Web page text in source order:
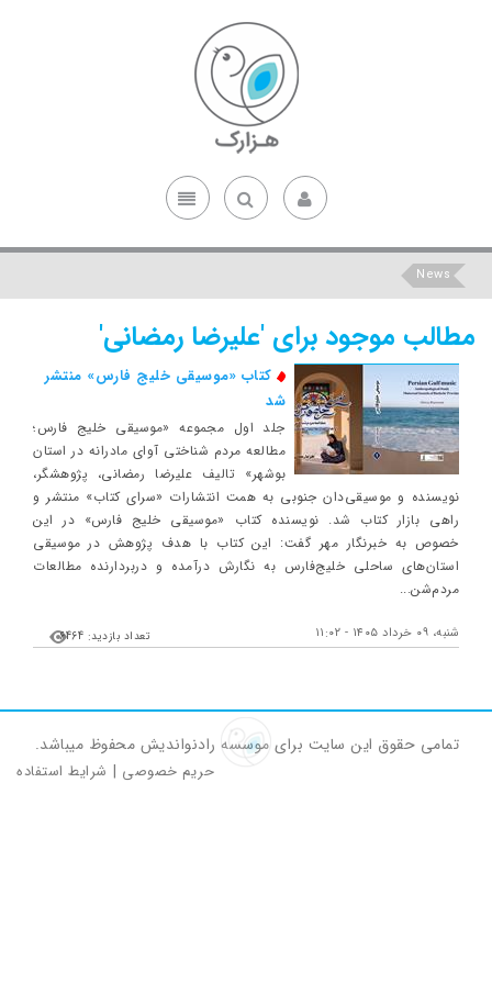
News
مطالب موجود برای 'علیرضا رمضانی'
کتاب «موسیقی خلیج فارس» منتشر
شد
جلد اول مجموعه «موسیقی خلیج فارس؛
مطالعه مردم شناختی آوای مادرانه در استان
بوشهر» تالیف علیرضا رمضانی، پژوهشگر،
نویسنده و موسیقی‌دان جنوبی به همت انتشارات «سرای کتاب» منتشر و
راهی بازار کتاب شد. نویسنده کتاب «موسیقی خلیج فارس» در این
خصوص به خبرنگار مهر گفت: این کتاب با هدف پژوهش در موسیقی
استان‌های ساحلی خلیج‌فارس به نگارش درآمده و دربردارنده مطالعات
مردم‌شن...
شنبه، ۰۹ خرداد ۱۴۰۵ - ۱۱:۰۲ تعداد بازدید: 6464
تمامی حقوق این سایت برای موسسه رادنواندیش محفوظ میباشد.
حریم خصوصی | شرایط استفاده